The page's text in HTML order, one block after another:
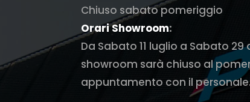
Chiuso sabato pomeriggio
Orari Showroom:
Da Sabato 11 luglio a Sabato
showroom sarà chiuso al
appuntamento con il personale.